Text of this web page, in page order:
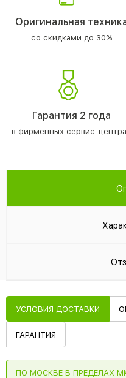
Оригинальная
со скидками до 30%
Гарантия 2 года
в фирменных сервис-
УСЛОВИЯ ДОСТАВКИ
ГАРАНТИЯ
ПО МОСКВЕ В ПРЕДЕЛАХ